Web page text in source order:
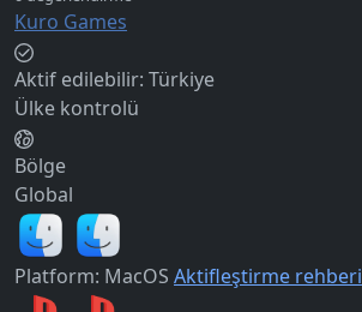
Kuro Games
Aktif edilebilir: Türkiye
Ülke kontrolü
Bölge
Global
Platform: MacOS Aktifleştirme rehberi